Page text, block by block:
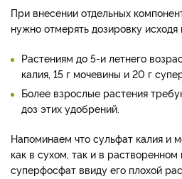
При внесении отдельных
нужно отмерять дозировку исходя
Растениям до 5-и летнего
калия, 15 г мочевины и 20 г
Более взрослые растения
доз этих удобрений.
Напоминаем что сульфат калия и
как в сухом, так и в растворенном
суперфосфат ввиду его плохой